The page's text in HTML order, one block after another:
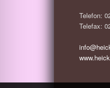
Telefon:
Telefax: